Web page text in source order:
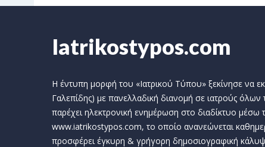
Iatrikostypos.com
Η έντυπη μορφή του «Ιατρικού Τύπου» ξεκίνησε να
Γαλεπίδης) με πανελλαδική διανομή σε ιατρούς
παρέχει ηλεκτρονική ενημέρωση στο διαδίκτυο μέσω
www.iatrikostypos.com, το οποίο ανανεώνεται
προσφέρει έγκυρη & γρήγορη δημοσιογραφική